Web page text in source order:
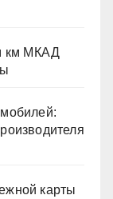
км МКАД
карты